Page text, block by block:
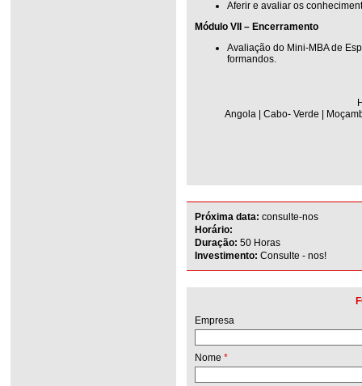
Aferir e avaliar os
Módulo VII – Encerramento
Avaliação do Mini-MBA de
formandos.
Angola | Cabo- Verde |
Próxima data: consulte-nos
Horário:
Duração: 50 Horas
Investimento: Consulte - nos!
Empresa
Nome *